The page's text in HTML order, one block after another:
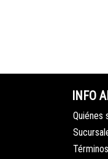
INFO
Quiénes